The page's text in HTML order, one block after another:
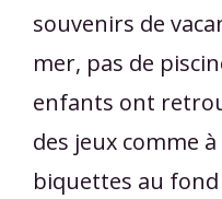
souvenirs de
mer, pas de
enfants ont
des jeux comme
biquettes au